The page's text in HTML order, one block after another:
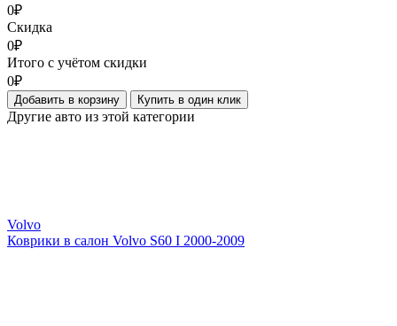
0₽
Скидка
0₽
Итого с учётом скидки
0₽
Добавить в корзину Купить в один клик
Другие авто из этой категории
Volvo
Коврики в салон Volvo S60 I 2000-2009